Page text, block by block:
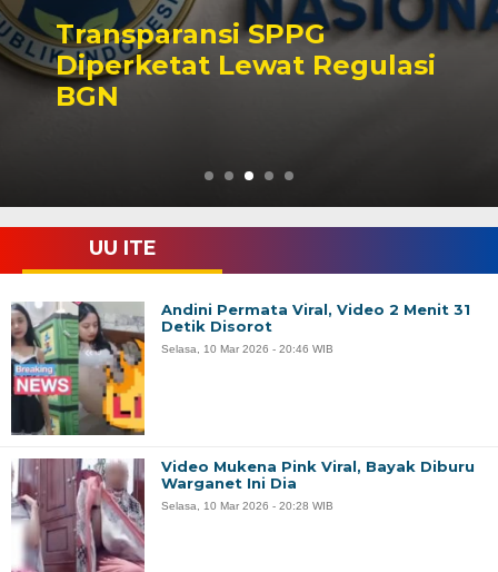
Transparansi SPPG
Diperketat Lewat Regulasi
BGN
UU ITE
Andini Permata Viral, Video 2 Menit 31
Detik Disorot
Selasa, 10 Mar 2026 - 20:46 WIB
Video Mukena Pink Viral, Bayak Diburu
Warganet Ini Dia
Selasa, 10 Mar 2026 - 20:28 WIB